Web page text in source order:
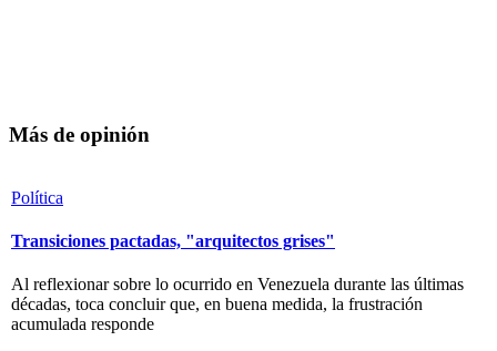
Más de opinión
Política
Transiciones pactadas, "arquitectos grises"
Al reflexionar sobre lo ocurrido en Venezuela durante las últimas
décadas, toca concluir que, en buena medida, la frustración
acumulada responde